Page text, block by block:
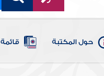
حول المكتبة